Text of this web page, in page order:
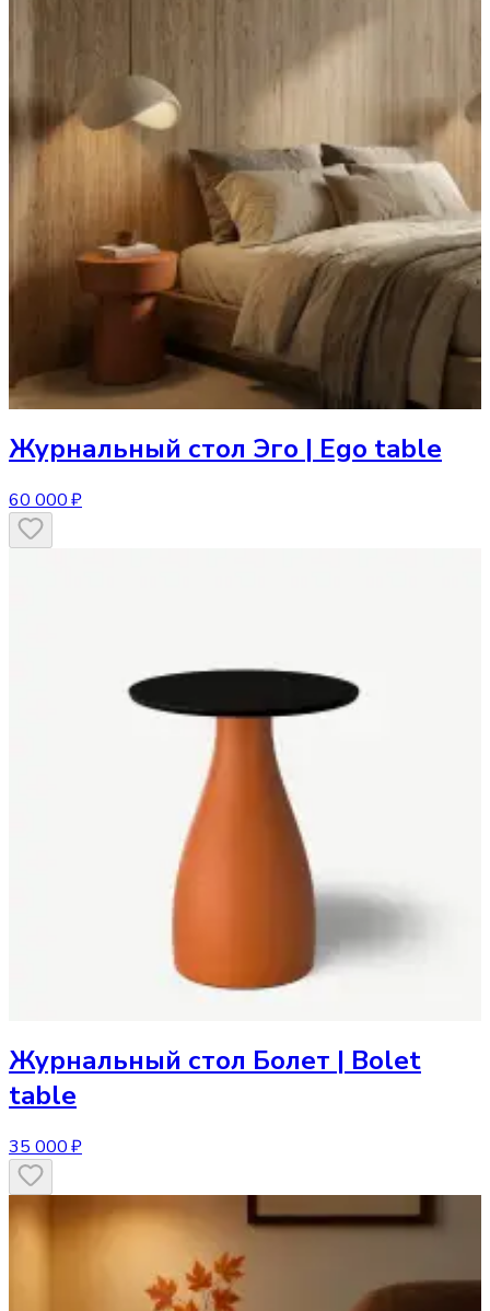
Журнальный стол Эго | Ego table
60 000 ₽
Журнальный стол Болет | Bolet
table
35 000 ₽